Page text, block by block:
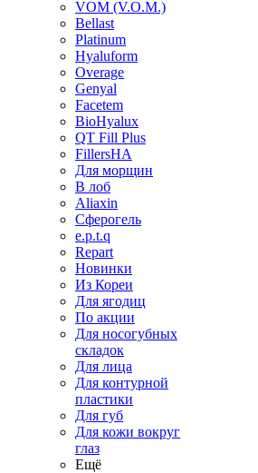
VOM (V.O.M.)
Bellast
Platinum
Hyaluform
Overage
Genyal
Facetem
BioHyalux
QT Fill Plus
FillersHA
Для морщин
В лоб
Aliaxin
Сферогель
e.p.t.q
Repart
Новинки
Из Кореи
Для ягодиц
По акции
Для носогубных
складок
Для лица
Для контурной
пластики
Для губ
Для кожи вокруг
глаз
Ещё